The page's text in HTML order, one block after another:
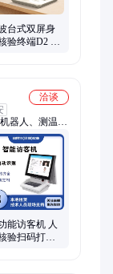
台式双屏身
验终端D2 酒
洽谈
器人、测温机
成像测温门、
能访客机 人
验扫码打印